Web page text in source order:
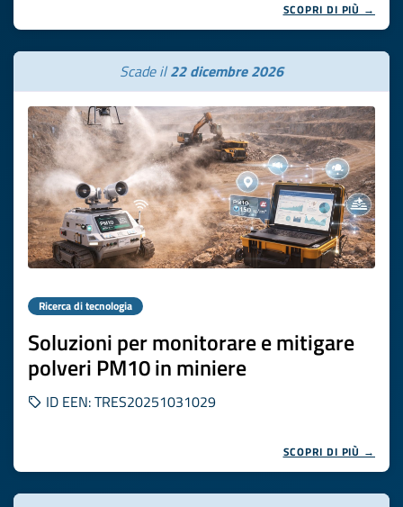
SCOPRI DI PIÙ →
Scade il22 dicembre 2026
Ricerca di tecnologia
Soluzioni per monitorare e mitigare
polveri PM10 in miniere
ID EEN: TRES20251031029
SCOPRI DI PIÙ →